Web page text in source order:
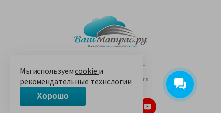
© 2005-2026 «Ваш матрас»
14 лет на Яндекс.Маркете
Мы используем cookie и
рекомендательные технологии
Хорошо